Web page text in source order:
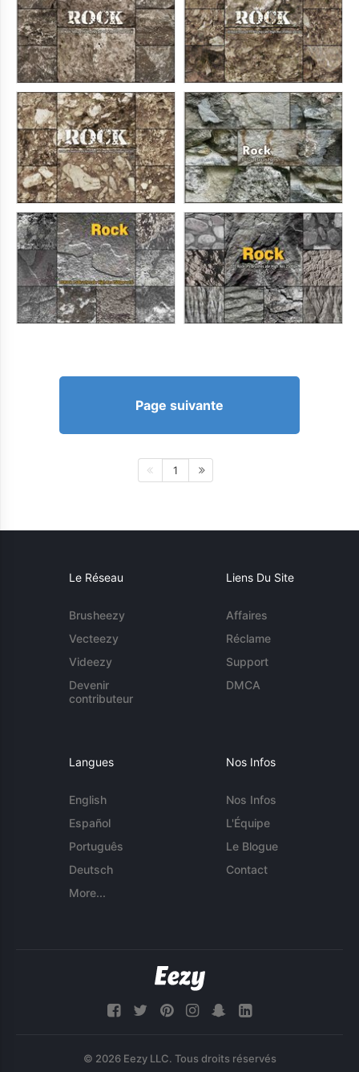
Page suivante
1
Le Réseau
Brusheezy
Vecteezy
Videezy
Devenir
contributeur
Liens Du Site
Affaires
Réclame
Support
DMCA
Langues
English
Español
Português
Deutsch
More...
Nos Infos
Nos Infos
L'Équipe
Le Blogue
Contact
© 2026 Eezy LLC. Tous droits réservés